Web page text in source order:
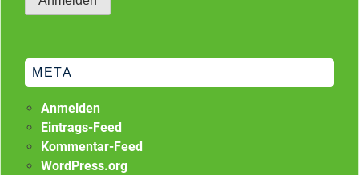
META
Anmelden
Eintrags-Feed
Kommentar-Feed
WordPress.org